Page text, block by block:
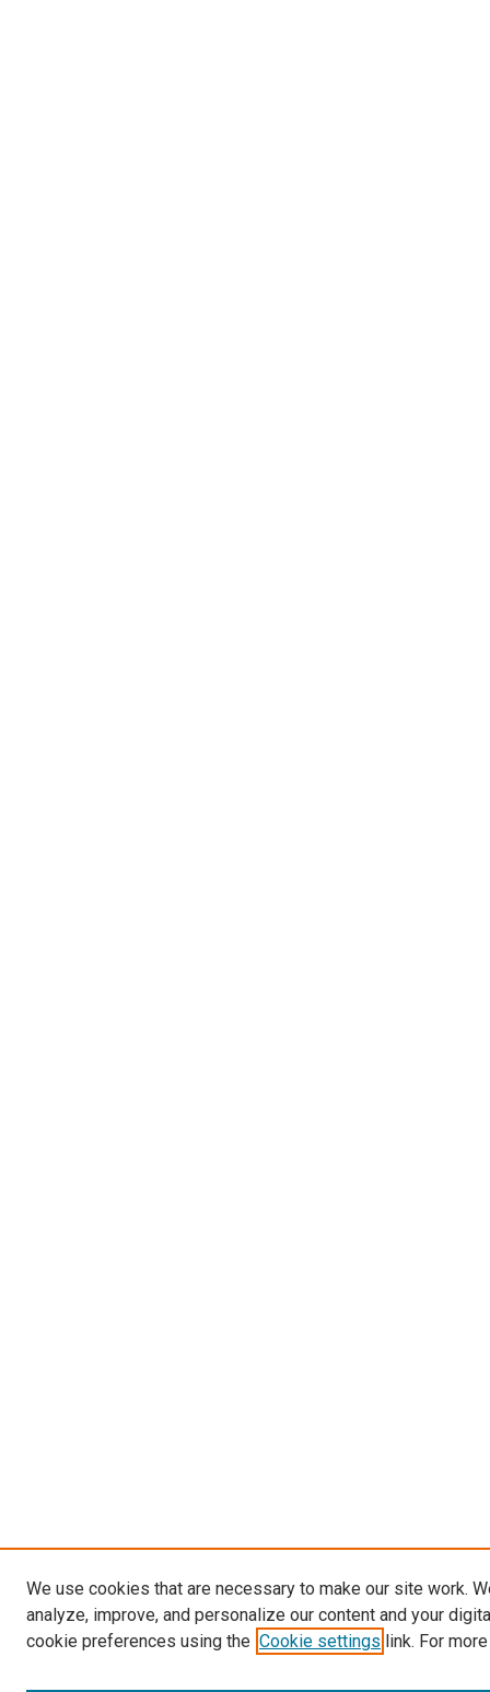
We use cookies that are necessary to make our site work.
analyze, improve, and personalize our content and your
cookie preferences using the Cookie settings link. For